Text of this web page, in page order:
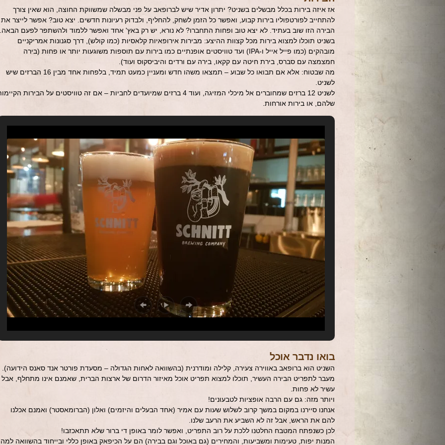
אז איזה בירות בכלל מבשלים בשניט? יתרון אדיר שיש לברופאב על פני מבשלה שמשווקת החוצה, הוא שאין צורך
להתחייב לפורטפוליו בירות קבוע, ואפשר כל הזמן לשחק, להחליף, ולבדוק רעיונות חדשים. יצא טוב? אפשר לייצר את
הבירה הזו שוב בעתיד. לא יצא טוב ופחות התחברו? לא נורא, יש רק באץ' אחד ואפשר ללמוד ולהשתפר לפעם הבאה.
בשניט תוכלו למצוא בירות מכל קצוות ההיצע: מבירות אירופאיות קלאסיות (כמו קולש), דרך סגנונות אמריקניים
מובהקים (כמו פייל אייל ו-IPA) ועד טוויסטים אופנתיים כמו בירות עם תוספות משוגעות יותר או פחות (בירה
חמצמצה עם סברס, בירת חיטה עם קקאו, בירה עם ורדים והיביסקוס ועוד).
מה שבטוח: אלא אם תבואו כל שבוע – תמצאו משהו חדש ומעניין כמעט תמיד, בלפחות אחד מבין 16 הברזים שיש
לשניט.
לשניט 12 ברזים שמחוברים אל מיכלי המזיגה, ועוד 4 ברזים שמיועדים לחביות – אם זה טוויסטים על הבירות
שלהם, או בירות אורחות.
בואו נדבר אוכל
השניט הוא ברופאב באווירה צעירה, קלילה ומודרנית (בהשוואה לאחות הגדולה – מסעדת פורטר אנד סאנס הידועה).
מעבר לתפריט הבירה העשיר, תוכלו למצוא תפריט אוכל מאיזור הדרום של ארצות הברית, שאמנם אינו מתחלף, אבל
עשיר לא פחות.
ויותר מזה: גם עם הרבה אופציות לטבעונים!
אנחנו סיירנו במקום במשך קרוב לשלוש שעות עם אמיר (אחד הבעלים והיזמים) ואלון (הברומאסטר) ואמנם אכלנו
להם את הראש, אבל זה לא השביע את הרעב שלנו.
לכן כשנפתח המטבח החלטנו ללכת על רוב התפריט, ואפשר לומר באופן די ברור שלא תתאכזבו!
המנות יפות, טעימות ומשביעות, והמחירים (גם באוכל וגם בבירה) הם על הכיפאק באופן כללי ובייחוד בהשוואה למה